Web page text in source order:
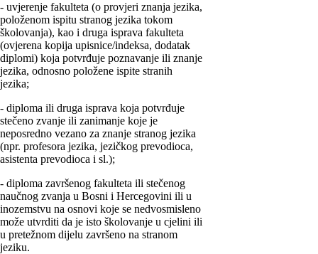
- uvjerenje fakulteta (o provjeri znanja jezika,
položenom ispitu stranog jezika tokom
školovanja), kao i druga isprava fakulteta
(ovjerena kopija upisnice/indeksa, dodatak
diplomi) koja potvrđuje poznavanje ili znanje
jezika, odnosno položene ispite stranih
jezika;
- diploma ili druga isprava koja potvrđuje
stečeno zvanje ili zanimanje koje je
neposredno vezano za znanje stranog jezika
(npr. profesora jezika, jezičkog prevodioca,
asistenta prevodioca i sl.);
- diploma završenog fakulteta ili stečenog
naučnog zvanja u Bosni i Hercegovini ili u
inozemstvu na osnovi koje se nedvosmisleno
može utvrditi da je isto školovanje u cjelini ili
u pretežnom dijelu završeno na stranom
jeziku.